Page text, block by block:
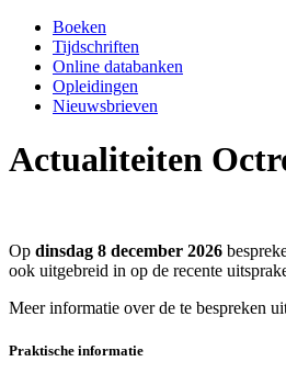
Boeken
Tijdschriften
Online databanken
Opleidingen
Nieuwsbrieven
Actualiteiten
Op dinsdag 8 december 2026
ook uitgebreid in op de recente
Meer informatie over de te bespreken
Praktische informatie